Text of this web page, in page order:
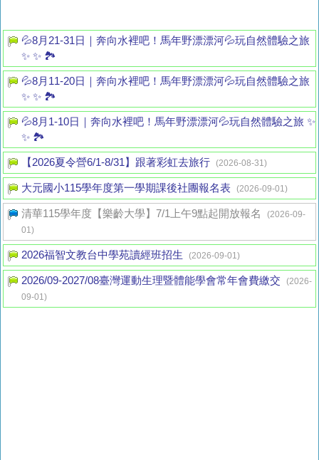
💦8月21-31日｜奔向水裡吧！馬年野漂漂河💦玩自然體驗之旅
✨ ✨ 🏞️
💦8月11-20日｜奔向水裡吧！馬年野漂漂河💦玩自然體驗之旅
✨ ✨ 🏞️
💦8月1-10日｜奔向水裡吧！馬年野漂漂河💦玩自然體驗之旅 ✨
✨ 🏞️
【2026夏令營6/1-8/31】跟著彩虹去旅行 (2026-08-31)
大元國小115學年度第一學期課後社團報名表 (2026-09-01)
清華115學年度【樂齡大學】7/1上午9點起開放報名
(2026-09-
01)
2026福智文教台中學苑讀經班招生 (2026-09-01)
2026/09-2027/08臺灣運動生理暨體能學會常年會費繳交
(2026-
09-01)